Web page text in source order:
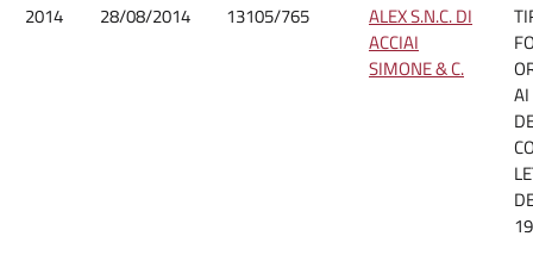
2014 28/08/2014 13105/765
ALEX S.N.C. DI
ACCIAI
SIMONE & C.
AI